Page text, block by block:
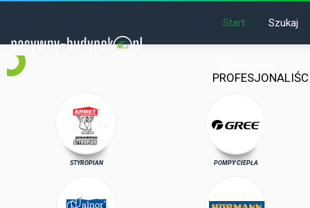
Start Szukaj
STYROPIAN POMPY CIEPŁA